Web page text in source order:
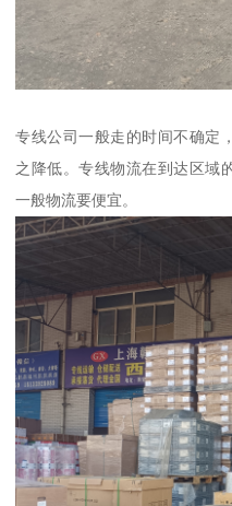
专线公司一般走的时间不确定
之降低。专线物流在到达区域
一般物流要便宜。